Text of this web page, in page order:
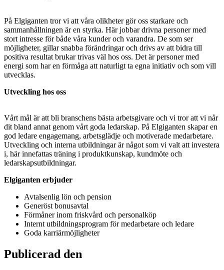
På Elgiganten tror vi att våra olikheter gör oss starkare och
sammanhållningen är en styrka. Här jobbar drivna personer med
stort intresse för både våra kunder och varandra. De som ser
möjligheter, gillar snabba förändringar och drivs av att bidra till
positiva resultat brukar trivas väl hos oss. Det är personer med
energi som har en förmåga att naturligt ta egna initiativ och som vill
utvecklas.
Utveckling hos oss
Vårt mål är att bli branschens bästa arbetsgivare och vi tror att vi når
dit bland annat genom vårt goda ledarskap. På Elgiganten skapar en
god ledare engagemang, arbetsglädje och motiverade medarbetare.
Utveckling och interna utbildningar är något som vi valt att investera
i, här innefattas träning i produktkunskap, kundmöte och
ledarskapsutbildningar.
Elgiganten erbjuder
Avtalsenlig lön och pension
Generöst bonusavtal
Förmåner inom friskvård och personalköp
Internt utbildningsprogram för medarbetare och ledare
Goda karriärmöjligheter
Publicerad den